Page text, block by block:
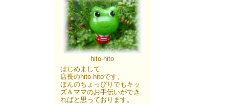
hito-hito
はじめまして
店長のhito-hitoです。
ほんのちょっぴりでもキッ
ズ＆ママのお手伝いができ
ればと思っております。